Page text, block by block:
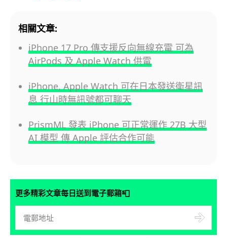
相關文章:
iPhone 17 Pro 傳支援反向無線充電 可為
AirPods 及 Apple Watch 供電
iPhone, Apple Watch 可在日本發送衛星訊
息 行山時無訊號都可聊天
PrismML 發表 iPhone 可正常運作 27B 大型
AI 模型 傳 Apple 評估合作可能
更多精彩文章每日送到電子郵箱📮